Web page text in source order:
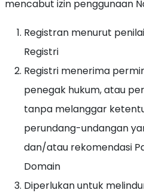
mencabut izin penggunaan
Registran menurut
Registri
Registri menerima
penegak hukum, atau
tanpa melanggar
perundang-undangan
dan/atau rekomendasi
Domain
Diperlukan untuk